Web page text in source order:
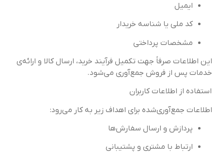
ایمیل
کد ملی یا شناسه خریدار
مشخصات پرداختی
این اطلاعات صرفاً جهت تکمیل فرآیند خرید، ارسال کالا و ارائه‌ی
خدمات پس از فروش جمع‌آوری می‌شود.
استفاده از اطلاعات کاربران
اطلاعات جمع‌آوری‌شده برای اهداف زیر به کار می‌رود:
پردازش و ارسال سفارش‌ها
ارتباط با مشتری و پشتیبانی